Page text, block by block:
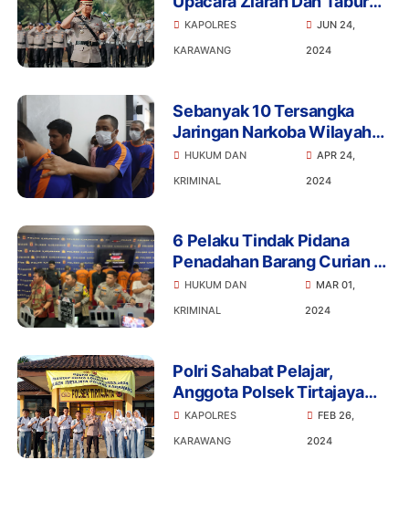
Bunga Dalam Rangka Hari
Bhayangkara Ke-78 Di TMP
KAPOLRES
KARAWANG
JUN 24,
2024
Sebanyak 10 Tersangka
Jaringan Narkoba Wilayah
Karawang di Amankan
Polres Karawang
HUKUM DAN
KRIMINAL
APR 24,
2024
6 Pelaku Tindak Pidana
Penadahan Barang Curian di
Karawang Terkait Kasus
Pembunuhan Berhasil di
HUKUM DAN
KRIMINAL
MAR 01,
2024
Polri Sahabat Pelajar,
Anggota Polsek Tirtajaya
Kunjungan Siswa/Siswi SMK
Mitrajaya
KAPOLRES
KARAWANG
FEB 26,
2024